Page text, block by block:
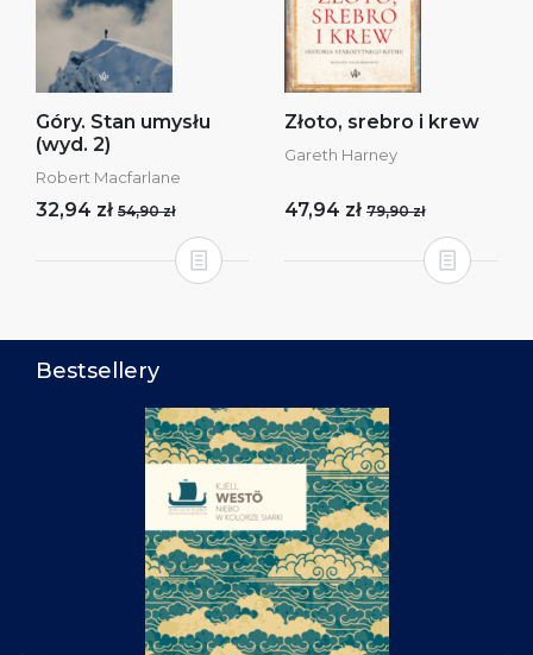
Góry. Stan umysłu
(wyd. 2)
Robert Macfarlane
32,94 zł 54,90 zł
Złoto, srebro i krew
Gareth Harney
47,94 zł 79,90 zł
Bestsellery